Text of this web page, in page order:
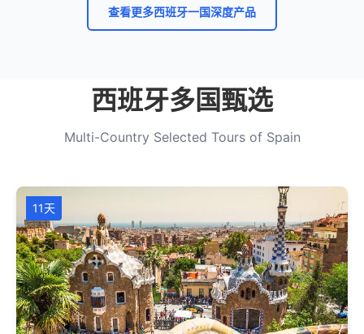
查看更多西班牙一国深度产品
西班牙多国甄选
Multi-Country Selected Tours of Spain
11天